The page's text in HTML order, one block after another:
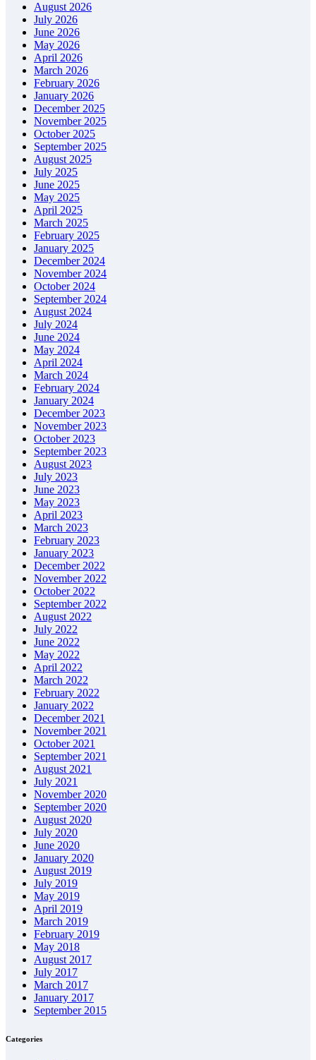
August 2026
July 2026
June 2026
May 2026
April 2026
March 2026
February 2026
January 2026
December 2025
November 2025
October 2025
September 2025
August 2025
July 2025
June 2025
May 2025
April 2025
March 2025
February 2025
January 2025
December 2024
November 2024
October 2024
September 2024
August 2024
July 2024
June 2024
May 2024
April 2024
March 2024
February 2024
January 2024
December 2023
November 2023
October 2023
September 2023
August 2023
July 2023
June 2023
May 2023
April 2023
March 2023
February 2023
January 2023
December 2022
November 2022
October 2022
September 2022
August 2022
July 2022
June 2022
May 2022
April 2022
March 2022
February 2022
January 2022
December 2021
November 2021
October 2021
September 2021
August 2021
July 2021
November 2020
September 2020
August 2020
July 2020
June 2020
January 2020
August 2019
July 2019
May 2019
April 2019
March 2019
February 2019
May 2018
August 2017
July 2017
March 2017
January 2017
September 2015
Categories